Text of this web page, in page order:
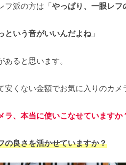
フ派の方は「やっぱり、一眼レフ
という音がいいんだよね 」
ると思います。
安くない金額でお気に入りのカメ
ラ、本当に使いこなせていますか
の良さを活かせていますか？